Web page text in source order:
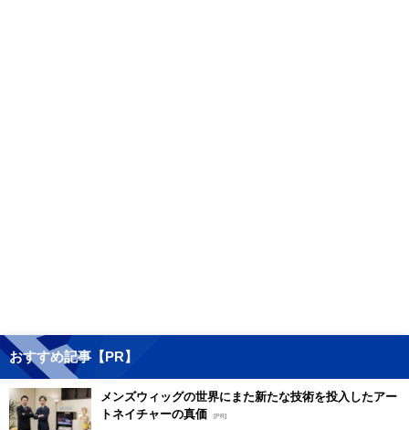
おすすめ記事【PR】
メンズウィッグの世界にまた新たな技術を投入したアー
トネイチャーの真価 [PR]